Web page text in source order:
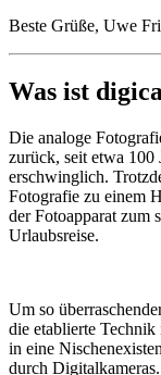
Beste Grüße, Uwe
Was ist
Die analoge
zurück, seit etwa 100
erschwinglich.
Fotografie zu einem
der Fotoapparat zum
Urlaubsreise.
Um so
die etablierte Technik
in eine
durch